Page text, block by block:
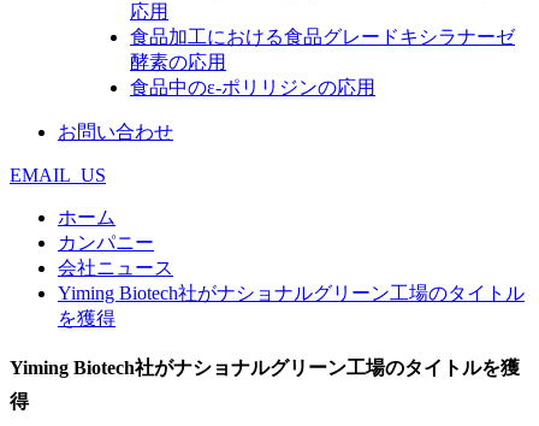
応用
食品加工における食品グレードキシラナーゼ
酵素の応用
食品中のε‐ポリリジンの応用
お問い合わせ
EMAIL_US
ホーム
カンパニー
会社ニュース
Yiming Biotech社がナショナルグリーン工場のタイトル
を獲得
Yiming Biotech社がナショナルグリーン工場のタイトルを獲
得